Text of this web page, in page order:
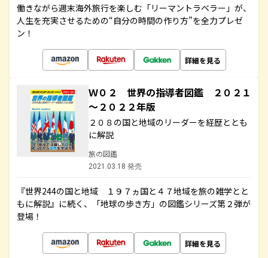
働きながら週末海外旅行を楽しむ「リーマントラベラー」が、
人生を充実させるための“自分の時間の作り方”を全力プレゼ
ン！
詳細を見る
Ｗ０２ 世界の指導者図鑑 ２０２１
～２０２２年版
２０８の国と地域のリーダーを経歴ととも
に解説
旅の図鑑
2021.03.18 発売
『世界244の国と地域 １９７ヵ国と４７地域を旅の雑学とと
もに解説』に続く、「地球の歩き方」の図鑑シリーズ第２弾が
登場！
詳細を見る